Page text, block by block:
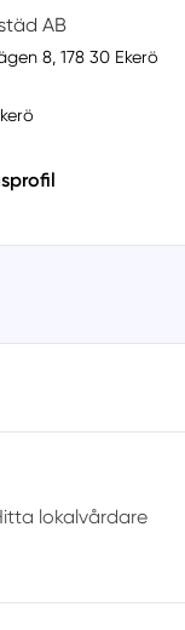
AB
8, 178 30 Ekerö
lokalvårdare